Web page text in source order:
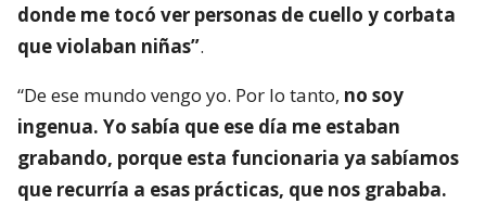
donde me tocó ver personas de cuello y corbata
que violaban niñas”.
“De ese mundo vengo yo. Por lo tanto, no soy
ingenua. Yo sabía que ese día me estaban
grabando, porque esta funcionaria ya sabíamos
que recurría a esas prácticas, que nos grababa.